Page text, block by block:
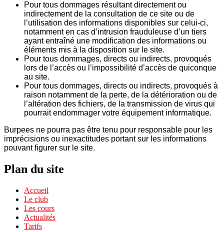
Pour tous dommages résultant directement ou
indirectement de la consultation de ce site ou de
l’utilisation des informations disponibles sur celui-ci,
notamment en cas d’intrusion frauduleuse d’un tiers
ayant entraîné une modification des informations ou
éléments mis à la disposition sur le site.
Pour tous dommages, directs ou indirects, provoqués
lors de l’accès ou l’impossibilité d’accès de quiconque
au site.
Pour tous dommages, directs ou indirects, provoqués à
raison notamment de la perte, de la détérioration ou de
l’altération des fichiers, de la transmission de virus qui
pourrait endommager votre équipement informatique.
Burpees ne pourra pas être tenu pour responsable pour les
imprécisions ou inexactitudes portant sur les informations
pouvant figurer sur le site.
Plan du site
Accueil
Le club
Les cours
Actualités
Tarifs